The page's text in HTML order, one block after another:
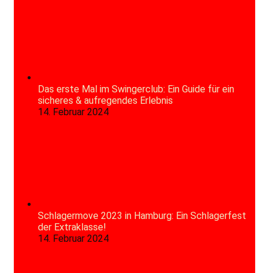
Das erste Mal im Swingerclub: Ein Guide für ein
sicheres & aufregendes Erlebnis
14. Februar 2024
Schlagermove 2023 in Hamburg: Ein Schlagerfest
der Extraklasse!
14. Februar 2024